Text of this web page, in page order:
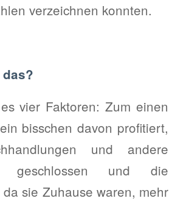
verzeichnen konnten.
vier Faktoren: Zum einen
bisschen davon profitiert,
und andere
geschlossen und die
da sie Zuhause waren, mehr